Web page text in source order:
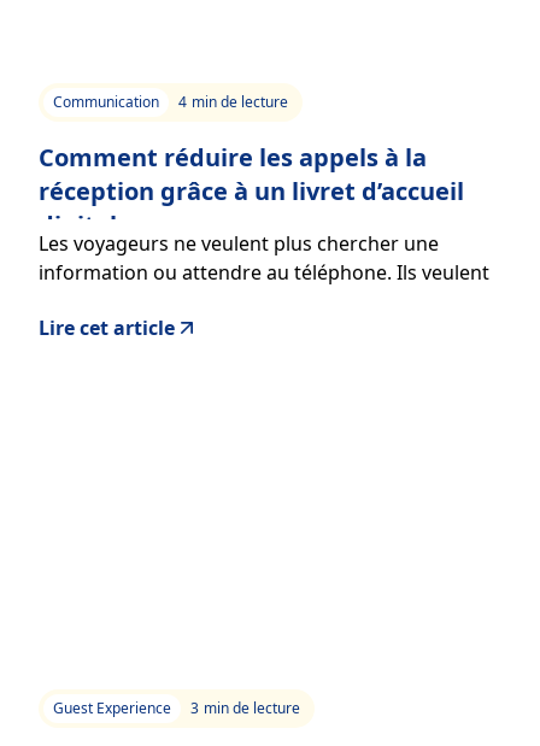
Communication 4 min de lecture
Comment réduire les appels à la
réception grâce à un livret d’accueil
digital
Les voyageurs ne veulent plus chercher une
information ou attendre au téléphone. Ils veulent
smartphone.
Lire cet article
Guest Experience 3 min de lecture